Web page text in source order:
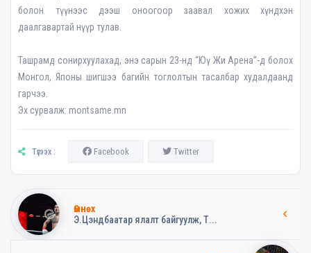
болон түүнээс дээш оноогоор заавал хожих хүндхэн
даалгавартай нүүр тулав.
Ташрамд сонирхуулахад, энэ сарын 23-нд “Юү Жи Арена”-д болох
Монгол, Японы шигшээ багийн тоглолтын тасалбар худалдаанд
гарчээ.
Эх сурвалж: montsame.mn
Түгээх : Facebook Twitter
Өмнөх
Э.Цэндбаатар ялалт байгуулж, Т...